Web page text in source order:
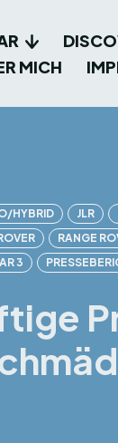
MICH
HYBRID JLR
RANGE
3